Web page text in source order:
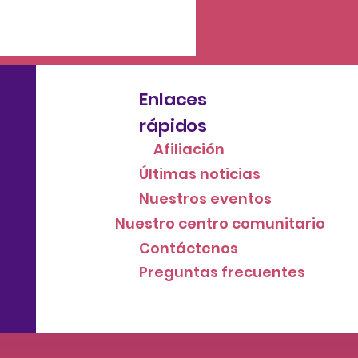
Enlaces
rápidos
Afiliación
Últimas noticias
Nuestros eventos
Nuestro centro comunitario
Contáctenos
Preguntas frecuentes